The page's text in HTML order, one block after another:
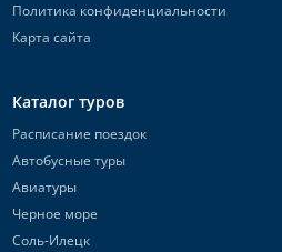
Политика конфиденциальности
Карта сайта
Каталог туров
Расписание поездок
Автобусные туры
Авиатуры
Черное море
Соль-Илецк